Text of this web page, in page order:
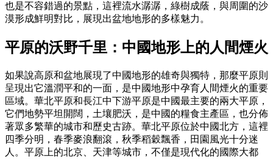
也是不容錯過的景點，這裡流水潺潺，綠樹成蔭，與周圍的沙
漠形成鮮明對比，展現出盆地地形的多樣魅力。
平原的沃野千里：中國地形上的人間煙火
如果說高原和盆地展現了中國地形的雄奇與獨特，那麼平原則
呈現出它溫潤平和的一面，是中國地形中孕育人間煙火的重要
區域。華北平原和長江中下游平原是中國最主要的兩大平原，
它們地勢平坦開闊，土壤肥沃，是中國的糧食主產區，也分佈
著眾多繁華的城市和歷史古跡。華北平原位於中國北方，這裡
四季分明，春季麥浪翻滾，秋季稻穀飄香，田園風光十分迷
人。平原上的北京、天津等城市，不僅是現代化的國際大都